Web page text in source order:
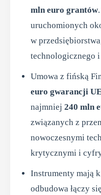
mln euro grantów
uruchomionych
w
technologicznego
Umowa z fińską
euro gwarancji
najmniej 240 mln
związanych z
nowoczesnymi
krytycznymi i
Instrumenty mają
odbudowa łączy